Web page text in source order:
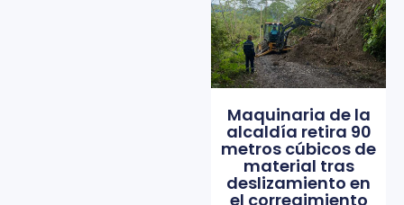
Maquinaria de la
alcaldía retira 90
metros cúbicos de
material tras
deslizamiento en
el corregimiento